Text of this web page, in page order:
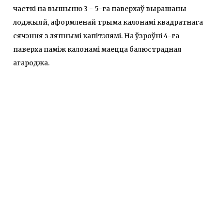
часткі на вышыню 3 - 5-га паверхаў вырашаны
лоджыяй, аформленай трыма калонамі квадратнага
сячэння з ляпнымі капітэлямі. На ўзроўні 4-га
паверха паміж калонамі маецца балюстрадная
агароджа.